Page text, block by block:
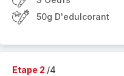
50g D'edulcorant
Etape 2 /4